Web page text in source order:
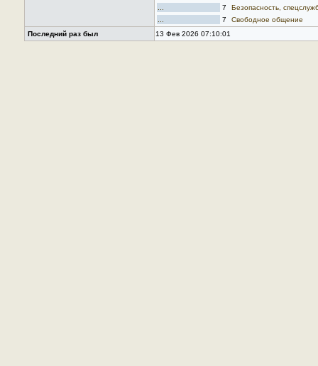
7
Безопасность,
7
Свободное общение
Последний раз был
13 Фев 2026 07:10:01